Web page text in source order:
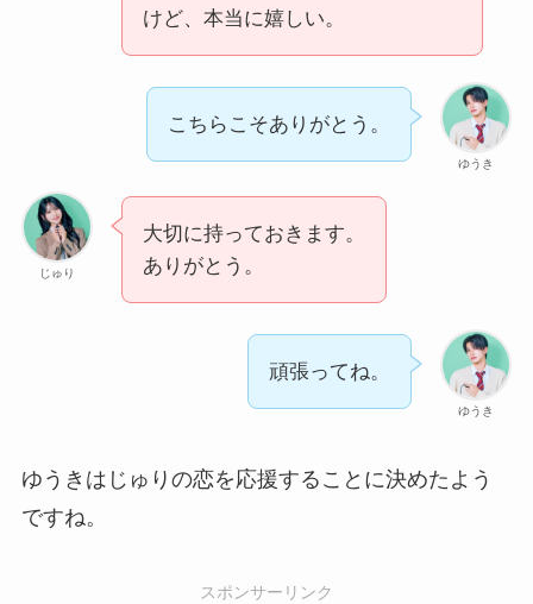
けど、本当に嬉しい。
ゆうき
こちらこそありがとう。
じゅり
大切に持っておきます。
ありがとう。
ゆうき
頑張ってね。
ゆうきはじゅりの恋を応援することに決めたよう
ですね。
スポンサーリンク